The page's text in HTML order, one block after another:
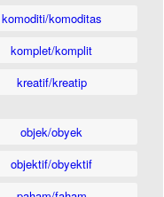
komoditi/komoditas
komplet/komplit
kreatif/kreatip
objek/obyek
objektif/obyektif